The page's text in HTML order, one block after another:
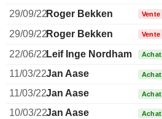
29/09/22Roger Bekken Vente
29/09/22Roger Bekken Vente
22/06/22Leif Inge NordhammerAchat
11/03/22Jan Aase Achat
11/03/22Jan Aase Achat
10/03/22Jan Aase Achat